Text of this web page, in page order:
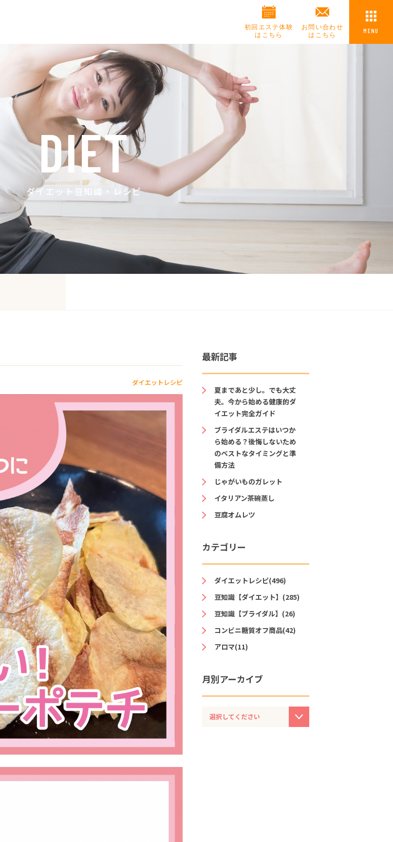
初回エステ体験
はこちら
お問い合わせ
はこちら
MENU
DIET
ダイエット豆知識・レシピ
ダイエットレシピ
最新記事
夏まであと少し。でも大丈
夫。今から始める健康的ダ
イエット完全ガイド
ブライダルエステはいつか
ら始める？後悔しないため
のベストなタイミングと準
備方法
じゃがいものガレット
イタリアン茶碗蒸し
豆腐オムレツ
カテゴリー
ダイエットレシピ(496)
豆知識【ダイエット】(285)
豆知識【ブライダル】(26)
コンビニ糖質オフ商品(42)
アロマ(11)
月別アーカイブ